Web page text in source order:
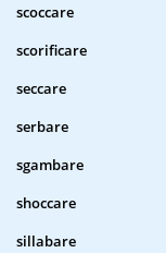
scoccare
scorificare
seccare
serbare
sgambare
shoccare
sillabare